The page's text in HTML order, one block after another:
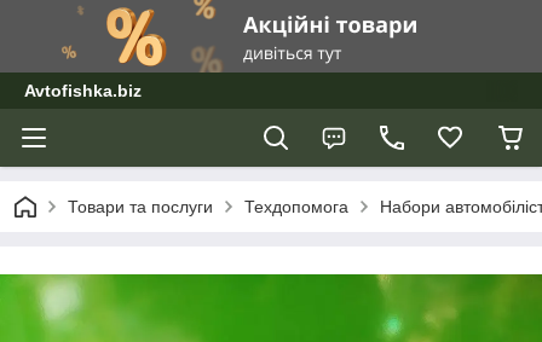
Avtofishka.biz
Товари та послуги Техдопомога Набори